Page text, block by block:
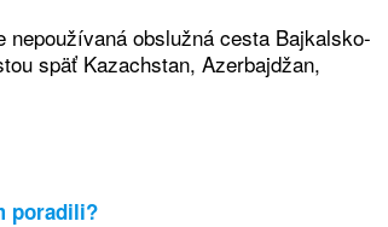
obslužná cesta Bajkalsko-
späť Kazachstan, Azerbajdžan,
poradili?